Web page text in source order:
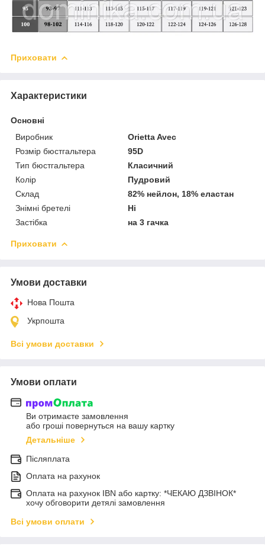
Приховати
Характеристики
Основні
Виробник
Orietta Avec
Розмір бюстгальтера
95D
Тип бюстгальтера
Класичний
Колір
Пудровий
Склад
82% нейлон, 18% еластан
Знімні бретелі
Ні
Застібка
на 3 гачка
Приховати
Умови доставки
Нова Пошта
Укрпошта
Всі умови доставки
Умови оплати
Ви отримаєте замовлення
або гроші повернуться на вашу картку
Детальніше
Післяплата
Оплата на рахунок
Оплата на рахунок IBN або картку: *ЧЕКАЮ ДЗВІНОК*
хочу обговорити детялі замовлення
Всі умови оплати